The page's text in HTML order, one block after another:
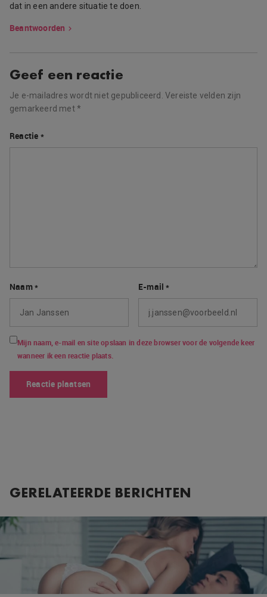
dat in een andere situatie te doen.
Beantwoorden
Geef een reactie
Je e-mailadres wordt niet gepubliceerd. Vereiste velden zijn
gemarkeerd met*
Reactie *
Naam* E-mail*
Mijn naam, e-mail en site opslaan in deze browser voor de volgende keer
wanneer ik een reactie plaats.
GERELATEERDE BERICHTEN